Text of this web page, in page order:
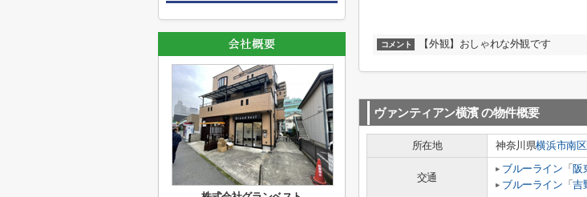
コメント 【外観】おしゃれな外観です
ヴァンティアン横濱の物件概要
所在地 神奈川県横浜市南区
交通
ブルーライン 「 阪
ブルーライン 「吉